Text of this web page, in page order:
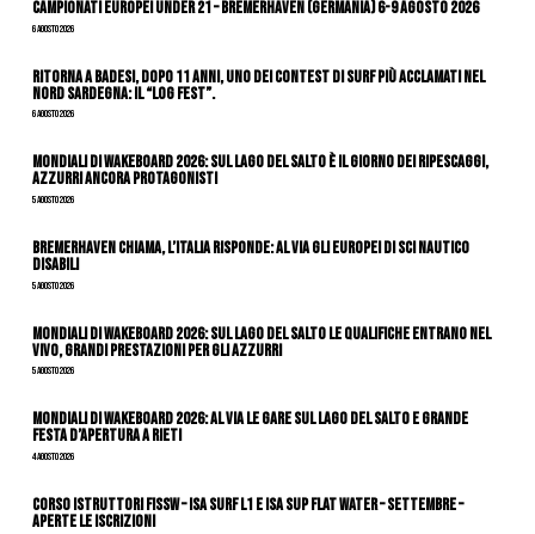
Campionati Europei Under 21 – Bremerhaven (Germania) 6-9 agosto 2026
6 Agosto 2026
Ritorna a Badesi, dopo 11 anni, uno dei contest di surf più acclamati nel
nord Sardegna: il “Log Fest”.
6 Agosto 2026
Mondiali di Wakeboard 2026: sul Lago del Salto è il giorno dei ripescaggi,
azzurri ancora protagonisti
5 Agosto 2026
Bremerhaven chiama, l’Italia risponde: al via gli Europei di Sci Nautico
Disabili
5 Agosto 2026
Mondiali di Wakeboard 2026: sul Lago del Salto le qualifiche entrano nel
vivo, grandi prestazioni per gli azzurri
5 Agosto 2026
Mondiali di Wakeboard 2026: al via le gare sul Lago del Salto e grande
festa d’apertura a Rieti
4 Agosto 2026
CORSO ISTRUTTORI FISSW – ISA SURF L1 e ISA SUP Flat Water – SETTEMBRE –
APERTE LE ISCRIZIONI